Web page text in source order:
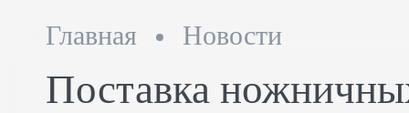
Главная Новости
Поставка